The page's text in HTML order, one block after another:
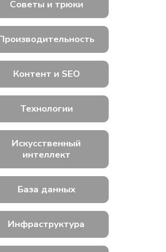
Советы и трюки
Контент и SEO
Технологии
Искусственный
интеллект
База данных
Инфраструктура